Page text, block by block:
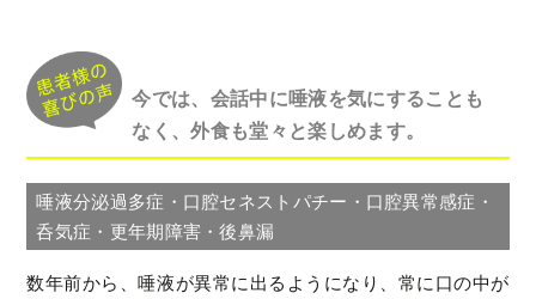
今では、会話中に唾液を気にすることも
なく、外食も堂々と楽しめます。
唾液分泌過多症・口腔セネストパチー・口腔異常感症・
呑気症・更年期障害・後鼻漏
数年前から、唾液が異常に出るようになり、常に口の中が